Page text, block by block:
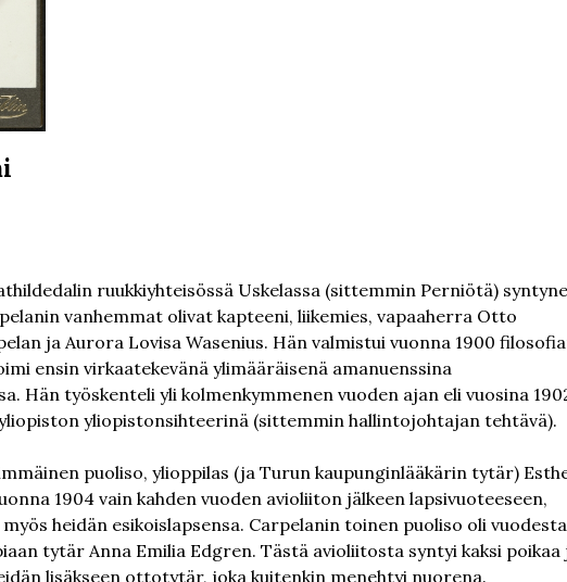
ruukkiyhteisössä Uskelassa (sittemmin Perniötä)
vanhemmat olivat kapteeni, liikemies, vapaaherra Otto
ja Aurora Lovisa Wasenius. Hän valmistui vuonna 1900
ensin virkaatekevänä ylimääräisenä amanuenssina
Hän työskenteli yli kolmenkymmenen vuoden ajan eli vuosina
yliopistonsihteerinä (sittemmin hallintojohtajan tehtävä).
puoliso, ylioppilas (ja Turun kaupunginlääkärin tytär)
1904 vain kahden vuoden avioliiton jälkeen lapsivuoteeseen,
heidän esikoislapsensa. Carpelanin toinen puoliso oli vuodesta
tytär Anna Emilia Edgren. Tästä avioliitosta syntyi kaksi poikaa
lisäkseen ottotytär, joka kuitenkin menehtyi nuorena.